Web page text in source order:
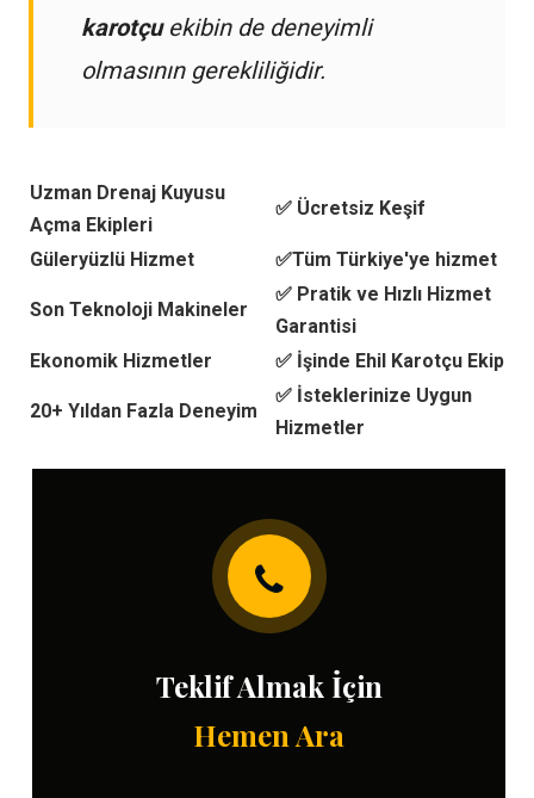
karotçuekibin de deneyimli
olmasının gerekliliğidir.
Uzman Drenaj Kuyusu
Açma Ekipleri
✅ Ücretsiz Keşif
Güleryüzlü Hizmet ✅Tüm Türkiye'ye hizmet
Son Teknoloji Makineler
✅ Pratik ve Hızlı Hizmet
Garantisi
Ekonomik Hizmetler
✅ İşinde Ehil Karotçu Ekip
20+ Yıldan Fazla Deneyim
✅ İsteklerinize Uygun
Hizmetler
Teklif Almak İçin
Hemen Ara